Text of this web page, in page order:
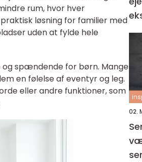
rum, hvor hver
løsning for familier med
uden at fylde hele
og spændende for børn. Mange
en følelse af eventyr og leg.
eller andre funktioner, som
02.